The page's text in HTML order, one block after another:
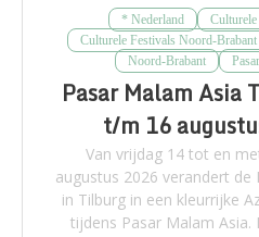
* Nederland
Culturele Festivals Noord-Brabant
Noord-Brabant
Pasar Malam Asia
t/m 16
Van vrijdag 14 tot en
augustus 2026 verandert de
in Tilburg in een kleurrijke
tijdens Pasar Malam Asia.